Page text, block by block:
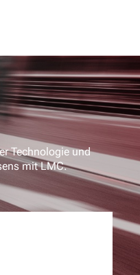
Technologie und
mit LMC.